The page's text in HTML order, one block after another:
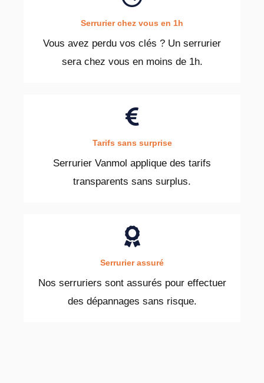
Serrurier chez vous en 1h
Vous avez perdu vos clés ? Un serrurier
sera chez vous en moins de 1h.
Tarifs sans surprise
Serrurier Vanmol applique des tarifs
transparents sans surplus.
Serrurier assuré
Nos serruriers sont assurés pour effectuer
des dépannages sans risque.